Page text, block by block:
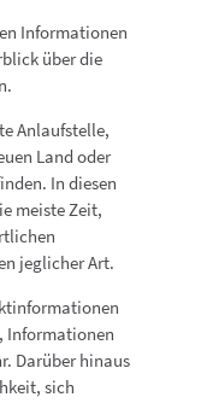
Informationen
über die
Anlaufstelle,
Land oder
In diesen
meiste Zeit,
jeglicher Art.
Informationen
Darüber hinaus
sich